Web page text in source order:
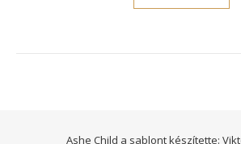
Ashe Child a sablont készítette: